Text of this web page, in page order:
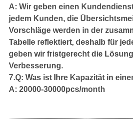
A: Wir geben einen
jedem Kunden, die
Vorschläge werden in der
Tabelle reflektiert, deshalb für
geben wir fristgerecht die
Verbesserung.
7.Q: Was ist Ihre Kapazität in
A: 20000-30000pcs/month